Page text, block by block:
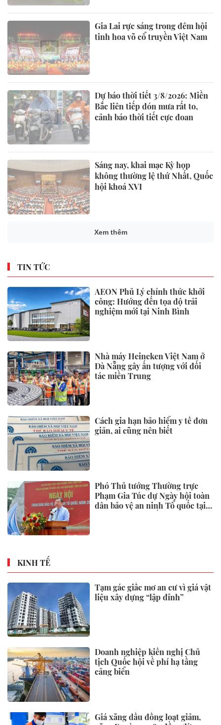
Gia Lai rực sáng trong đêm hội
tinh hoa võ cổ truyền Việt Nam
Dự báo thời tiết 3/8/2026: Miền
Bắc liên tiếp đón mưa rất to,
cảnh báo thời tiết cực đoan
Sáng nay, khai mạc Kỳ họp
không thường lệ thứ Nhất, Quốc
hội khoá XVI
Xem thêm
TIN TỨC
AEON Phủ Lý chính thức khởi
công: Hướng đến tọa độ trải
nghiệm mới tại Ninh Bình
Nhà máy Heineken Việt Nam ở
Đà Nẵng gây ấn tượng với đối
tác miền Trung
Cách gia hạn bảo hiểm y tế đơn
giản, ai cũng nên biết
Phó Thủ tướng Thường trực
Phạm Gia Túc dự Ngày hội toàn
dân bảo vệ an ninh Tổ quốc tại
KINH TẾ
Tạm gác giấc mơ an cư vì giá vật
liệu xây dựng “lập đỉnh”
Doanh nghiệp kiến nghị Chủ
tịch Quốc hội về phí hạ tầng
cảng biển
Giá xăng dầu đồng loạt giảm,